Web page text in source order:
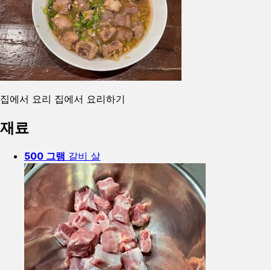
집에서 요리 집에서 요리하기
재료
500 그램 갈비 살